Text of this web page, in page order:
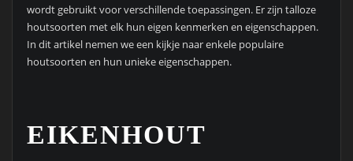
wordt gebruikt voor verschillende toepassingen. Er zijn talloze
houtsoorten met elk hun eigen kenmerken en eigenschappen.
In dit artikel nemen we een kijkje naar enkele populaire
houtsoorten en hun unieke eigenschappen.
EIKENHOUT